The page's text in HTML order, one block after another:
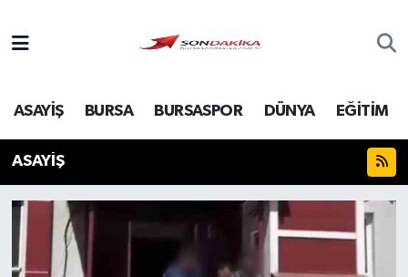
ASAYİŞ BURSA BURSASPOR DÜNYA EĞİTİM
ASAYİŞ
Bursa
Dünya
Ekonomi
Foto Galeri